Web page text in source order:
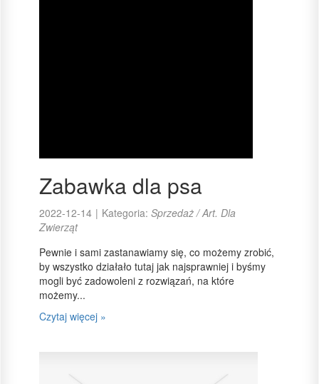
Zabawka dla psa
2022-12-14 | Kategoria: Sprzedaż / Art. Dla
Zwierząt
Pewnie i sami zastanawiamy się, co możemy zrobić,
by wszystko działało tutaj jak najsprawniej i byśmy
mogli być zadowoleni z rozwiązań, na które
możemy...
Czytaj więcej »